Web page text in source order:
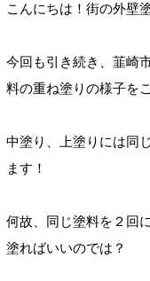
こんにちは！街の外壁
今回も引き続き、韮崎
料の重ね塗りの様子を
中塗り、上塗りには同
ます！
何故、同じ塗料を２回
塗ればいいのでは？